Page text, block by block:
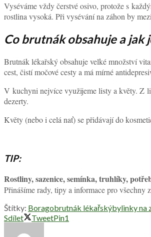
Vyséváme vždy čerstvé osivo, protože s
rostlina vysoká. Při vysévání na záhon by
Co brutnák obsahuje a jak
Brutnák lékařský obsahuje velké množství
cest, čistí močové cesty a má mírné
V kuchyni nejvíce využijeme listy a květy. Z
dezerty.
Květy (nebo i celá nať) se přidávají do
TIP:
Rostliny, sazenice, semínka, truhlíky,
Přinášíme rady, tipy a informace pro všechny
Štítky: Boragobrutnák lékařskýbylinky na
Sdílet
TweetPin1